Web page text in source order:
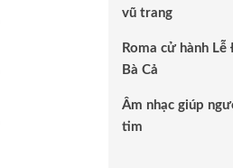
vũ trang
Roma cử hành
Bà Cả
Âm nhạc giúp
tim